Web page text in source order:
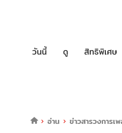
วันนี้ ดู สิทธิพิเศษ
อ่าน ข่าวสารวงการเ